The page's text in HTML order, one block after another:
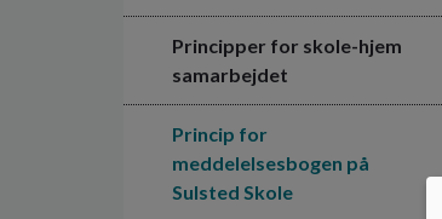
Principper for skole-hjem
samarbejdet
Princip for
meddelelsesbogen på
Sulsted Skole